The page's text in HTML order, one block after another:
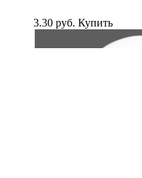
3.30 руб. Купить